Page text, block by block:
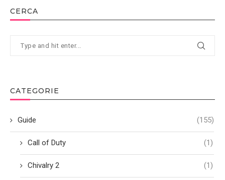
CERCA
CATEGORIE
Guide (155)
Call of Duty (1)
Chivalry 2 (1)